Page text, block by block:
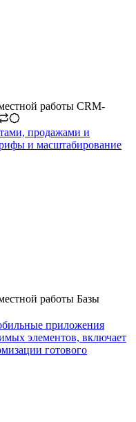
работы CRM-
продажами и
и масштабирование
работы Базы
приложения
элементов, включает
готового